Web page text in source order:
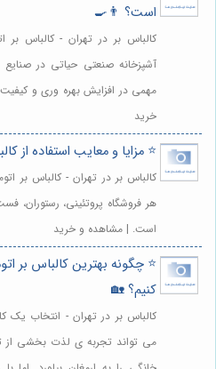
است؟ 👨‍🍳
کالباس بر در تهران - کالباس بر
آشپزخانه صنعتی حیاتی در
مهمی در افزایش بهره وری و
خرید
⭐️ مزایا و معایب استفاده از
کالباس بر در تهران - کالباس بر
هر فروشگاه پروتئینی، رستوران،
است. | مشاهده و خرید
⭐️ چگونه بهترین کالباس بر
کنیم؟ 🏡
کالباس بر در تهران - انتخاب یک
می تواند تجربه ی لذت بخشی از